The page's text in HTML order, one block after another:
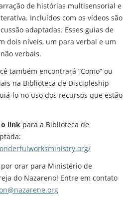
de histórias multisensorial e
Incluídos com os vídeos são
adaptadas. Esses guias de
dois níveis, um para verbal e um
verbais.
também encontrará “Como” ou
na Biblioteca de Discipleship
lo no uso dos recursos que estão
link para a Biblioteca de
orar para Ministério de
do Nazareno! Entre em contato